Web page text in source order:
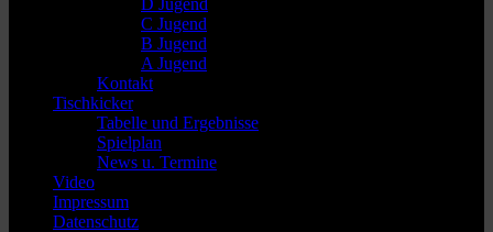
D Jugend
C Jugend
B Jugend
A Jugend
Kontakt
Tischkicker
Tabelle und Ergebnisse
Spielplan
News u. Termine
Video
Impressum
Datenschutz